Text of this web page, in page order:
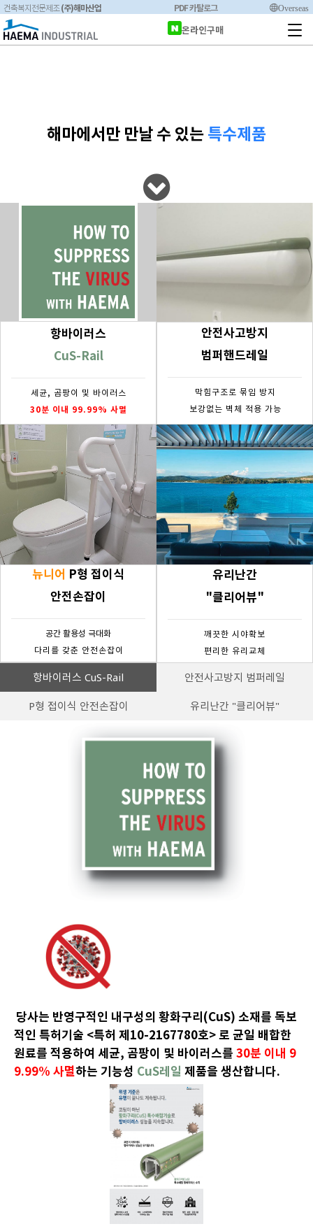
건축복지전문제조(주)해마산업 PDF 카탈로그 Overseas
온라인구매
해마에서만 만날 수 있는 특수제품
항바이러스
CuS-Rail
세균, 곰팡이 및 바이러스
30분 이내 99.99% 사멸
안전사고방지
범퍼핸드레일
막힘구조로 묶임 방지
보강없는 벽체 적용 가능
뉴니어 P형 접이식
안전손잡이
공간 활용성 극대화
다리를 갖춘 안전손잡이
유리난간
"클리어뷰"
깨끗한 시야확보
편리한 유리교체
항바이러스 CuS-Rail 안전사고방지 범퍼레일
P형 접이식 안전손잡이 유리난간 "클리어뷰"
당사는 반영구적인 내구성의 황화구리(CuS) 소재를 독보
적인 특허기술 <특허 제10-2167780호> 로 균일 배합한
원료를 적용하여 세균, 곰팡이 및 바이러스를 30분 이내 9
9.99% 사멸하는 기능성 CuS레일 제품을 생산합니다.